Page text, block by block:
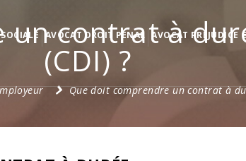
AVOCAT DROIT PÉNAL AVOCAT PRÉJUDICE
un contrat à
(CDI) ?
Que doit comprendre un contrat à